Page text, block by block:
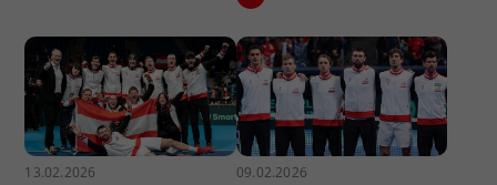
13.02.2026 09.02.2026